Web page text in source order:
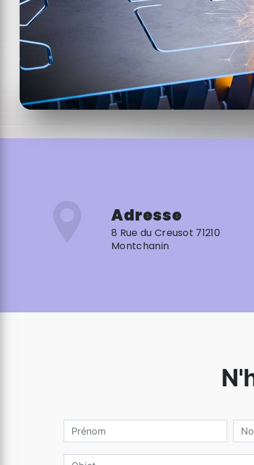
Adresse
8 Rue du Creusot 71210
Montchanin